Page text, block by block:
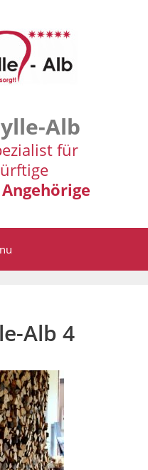
Alb
für
Alb 4